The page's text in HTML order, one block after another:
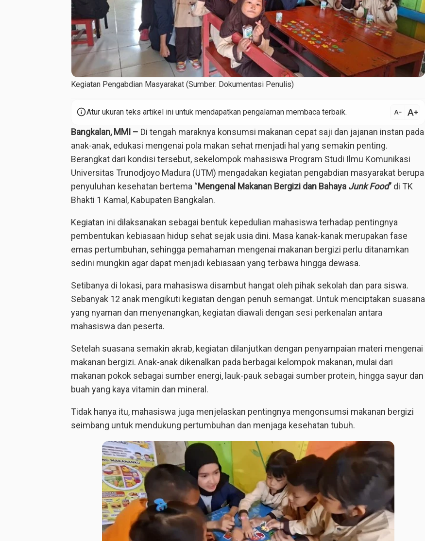
Kegiatan Pengabdian Masyarakat (Sumber: Dokumentasi Penulis)
infoAtur ukuran teks artikel ini untuk mendapatkan pengalaman membaca terbaik. text_decrease text_increase
Bangkalan, MMI – Di tengah maraknya konsumsi makanan cepat saji dan jajanan instan pada
anak-anak, edukasi mengenai pola makan sehat menjadi hal yang semakin penting.
Berangkat dari kondisi tersebut, sekelompok mahasiswa Program Studi Ilmu Komunikasi
Universitas Trunodjoyo Madura (UTM) mengadakan kegiatan pengabdian masyarakat berupa
penyuluhan kesehatan bertema “Mengenal Makanan Bergizi dan Bahaya Junk Food” di TK
Bhakti 1 Kamal, Kabupaten Bangkalan.
Kegiatan ini dilaksanakan sebagai bentuk kepedulian mahasiswa terhadap pentingnya
pembentukan kebiasaan hidup sehat sejak usia dini. Masa kanak-kanak merupakan fase
emas pertumbuhan, sehingga pemahaman mengenai makanan bergizi perlu ditanamkan
sedini mungkin agar dapat menjadi kebiasaan yang terbawa hingga dewasa.
Setibanya di lokasi, para mahasiswa disambut hangat oleh pihak sekolah dan para siswa.
Sebanyak 12 anak mengikuti kegiatan dengan penuh semangat. Untuk menciptakan suasana
yang nyaman dan menyenangkan, kegiatan diawali dengan sesi perkenalan antara
mahasiswa dan peserta.
Setelah suasana semakin akrab, kegiatan dilanjutkan dengan penyampaian materi mengenai
makanan bergizi. Anak-anak dikenalkan pada berbagai kelompok makanan, mulai dari
makanan pokok sebagai sumber energi, lauk-pauk sebagai sumber protein, hingga sayur dan
buah yang kaya vitamin dan mineral.
Tidak hanya itu, mahasiswa juga menjelaskan pentingnya mengonsumsi makanan bergizi
seimbang untuk mendukung pertumbuhan dan menjaga kesehatan tubuh.